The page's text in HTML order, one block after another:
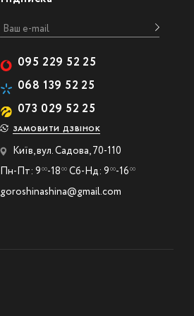
095 229 52 25
068 139 52 25
073 029 52 25
ЗАМОВИТИ ДЗВІНОК
Київ, вул. Садова, 70-110
Пн-Пт: 9 00-18 00Сб-Нд: 9 00-16 00
goroshinashina@gmail.com